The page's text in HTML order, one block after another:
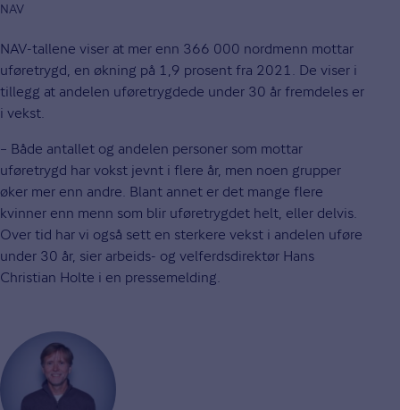
NAV
NAV-tallene viser at mer enn 366 000 nordmenn mottar
uføretrygd, en økning på 1,9 prosent fra 2021. De viser i
tillegg at andelen uføretrygdede under 30 år fremdeles er
i vekst.
– Både antallet og andelen personer som mottar
uføretrygd har vokst jevnt i flere år, men noen grupper
øker mer enn andre. Blant annet er det mange flere
kvinner enn menn som blir uføretrygdet helt, eller delvis.
Over tid har vi også sett en sterkere vekst i andelen uføre
under 30 år, sier arbeids- og velferdsdirektør Hans
Christian Holte i en pressemelding.